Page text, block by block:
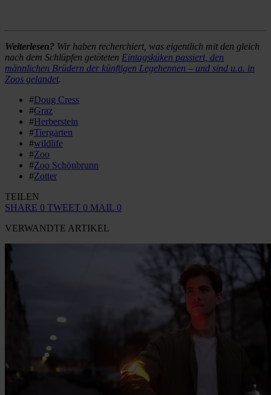
Weiterlesen? Wir haben recherchiert, was eigentlich mit den gleich
nach dem Schlüpfen getöteten Eintagsküken passiert, den
männlichen Brüdern der künftigen Legehennen – und sind u.a. in
Zoos gelandet.
#Doug Cress
#Graz
#Herberstein
#Tiergarten
#wildlife
#Zoo
#Zoo Schönbrunn
#Zotter
TEILEN
SHARE 0 TWEET 0 MAIL 0
VERWANDTE ARTIKEL